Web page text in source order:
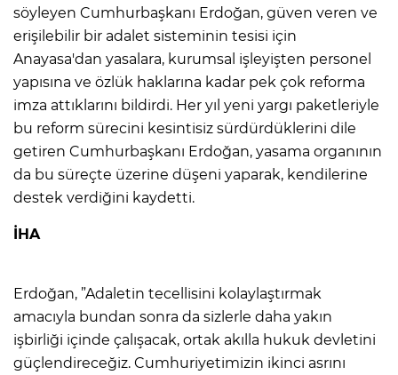
söyleyen Cumhurbaşkanı Erdoğan, güven veren ve
erişilebilir bir adalet sisteminin tesisi için
Anayasa'dan yasalara, kurumsal işleyişten personel
yapısına ve özlük haklarına kadar pek çok reforma
imza attıklarını bildirdi. Her yıl yeni yargı paketleriyle
bu reform sürecini kesintisiz sürdürdüklerini dile
getiren Cumhurbaşkanı Erdoğan, yasama organının
da bu süreçte üzerine düşeni yaparak, kendilerine
destek verdiğini kaydetti.
İHA
Erdoğan, ”Adaletin tecellisini kolaylaştırmak
amacıyla bundan sonra da sizlerle daha yakın
işbirliği içinde çalışacak, ortak akılla hukuk devletini
güçlendireceğiz. Cumhuriyetimizin ikinci asrını